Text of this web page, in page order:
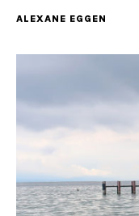
ALEXANE EGGEN